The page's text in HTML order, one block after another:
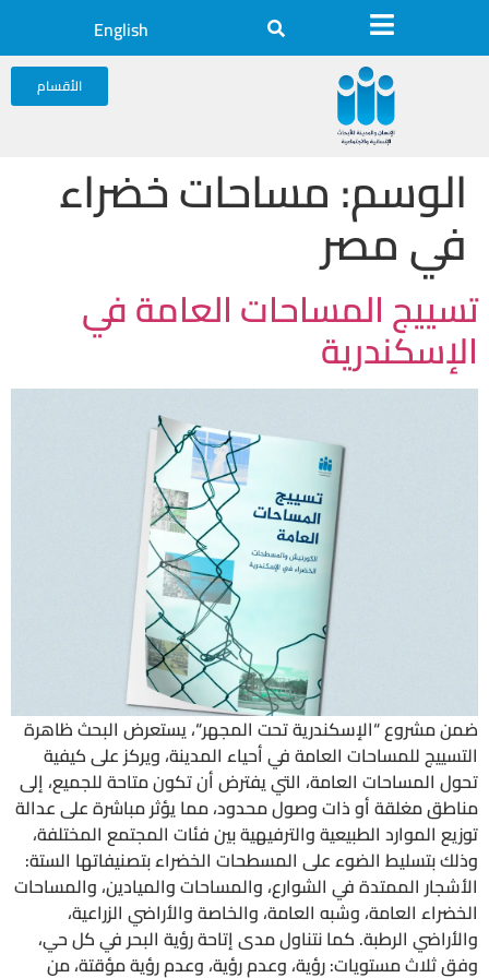
English
الأقسام
الوسم:مساحات خضراء
في مصر
تسييج المساحات العامة في
الإسكندرية
ضمن مشروع “الإسكندرية تحت المجهر“، يستعرض البحث ظاهرة
التسييج للمساحات العامة في أحياء المدينة، ويركز على كيفية
تحول المساحات العامة، التي يفترض أن تكون متاحة للجميع، إلى
مناطق مغلقة أو ذات وصول محدود، مما يؤثر مباشرة على عدالة
توزيع الموارد الطبيعية والترفيهية بين فئات المجتمع المختلفة،
وذلك بتسليط الضوء على المسطحات الخضراء بتصنيفاتها الستة:
الأشجار الممتدة في الشوارع، والمساحات والميادين، والمساحات
الخضراء العامة، وشبه العامة، والخاصة والأراضي الزراعية،
والأراضي الرطبة. كما نتناول مدى إتاحة رؤية البحر في كل حي،
وفق ثلاث مستويات: رؤية، وعدم رؤية، وعدم رؤية مؤقتة، من